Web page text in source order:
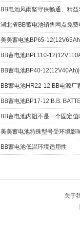
BB电池风雨坚守保畅通、精
湖北省BB蓄电池销售网点免费
美美蓄电池BP65-
BB蓄电池BPL110-
BB蓄电池BP40-
BB蓄电池HR22-12|BB电源厂
BB蓄电池BP17-12|B.B.
BB蓄电池内阻不是一个固定值
美美蓄电池特殊型号受环境影
BB蓄电池低温环境适用性
关于